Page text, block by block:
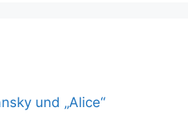
und „Alice“